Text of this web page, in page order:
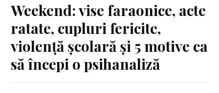
Weekend: vise faraonice, acte
ratate, cupluri fericite,
violență școlară și 5 motive ca
să începi o psihanaliză